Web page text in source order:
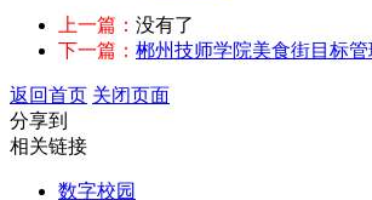
上一篇： 没有了
下一篇： 郴州技师学院美食街目标
返回首页 关闭页面
分享到
相关链接
数字校园